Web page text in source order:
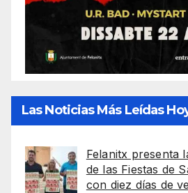
Las Noticias Más Leídas
Felanitx presenta
de las Fiestas de
con diez días de